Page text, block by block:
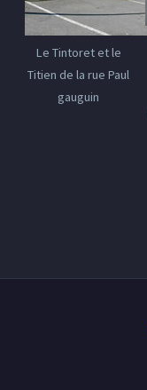
Le Tintoret et le
Titien de la rue Paul
gauguin